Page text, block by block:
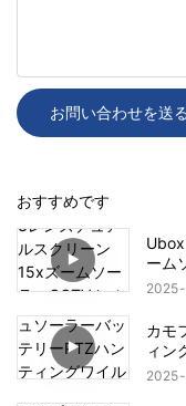
お問い合わせを送る
おすすめです
ーム
2025
カモ
ィン
2025